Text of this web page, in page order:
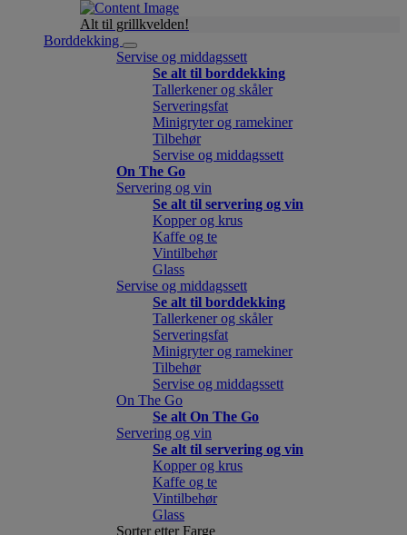
Alt til grillkvelden!
Borddekking
Servise og middagssett
Se alt til borddekking
Tallerkener og skåler
Serveringsfat
Minigryter og ramekiner
Tilbehør
Servise og middagssett
On The Go
Servering og vin
Se alt til servering og vin
Kopper og krus
Kaffe og te
Vintilbehør
Glass
Servise og middagssett
Se alt til borddekking
Tallerkener og skåler
Serveringsfat
Minigryter og ramekiner
Tilbehør
Servise og middagssett
On The Go
Se alt On The Go
Servering og vin
Se alt til servering og vin
Kopper og krus
Kaffe og te
Vintilbehør
Glass
Sorter etter Farge